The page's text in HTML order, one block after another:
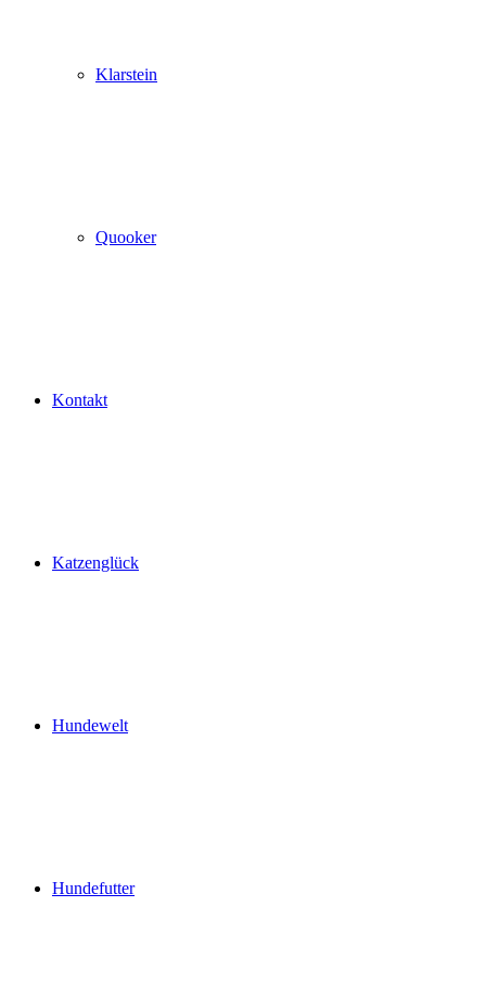
Klarstein
Quooker
Kontakt
Katzenglück
Hundewelt
Hundefutter